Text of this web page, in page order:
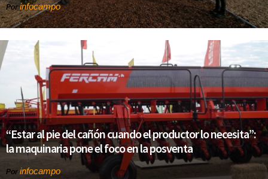
Porinfocampo
“Estar al pie del cañón cuando el productor lo necesita”:
la maquinaria pone el foco en la posventa
Por infocampo